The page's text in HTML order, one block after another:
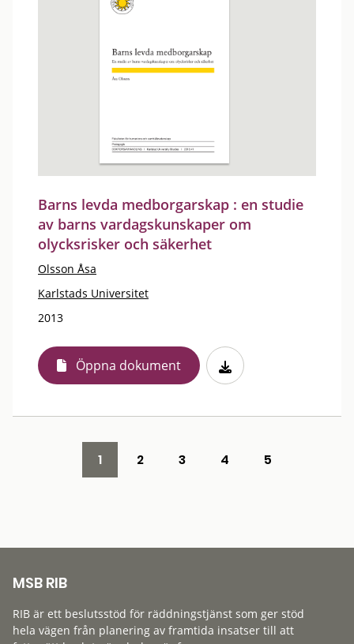
Barns levda medborgarskap : en studie
av barns vardagskunskaper om
olycksrisker och säkerhet
Olsson Åsa
Karlstads Universitet
2013
Öppna dokument
1 2 3 4 5
MSB RIB
RIB är ett beslutsstöd för räddningstjänst som ger stöd
hela vägen från planering av framtida insatser till att